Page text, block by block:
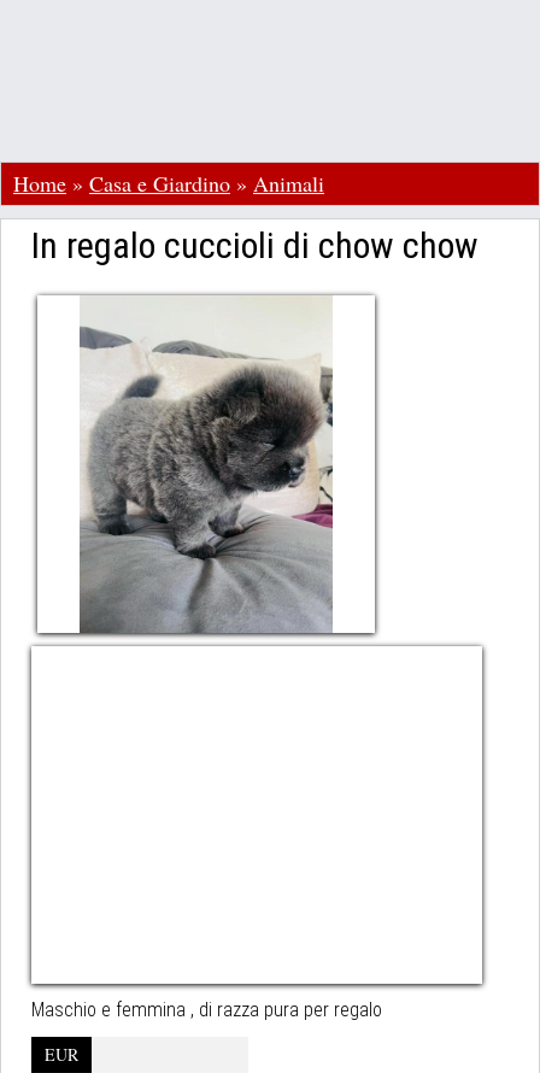
Home » Casa e Giardino » Animali
In regalo cuccioli di chow chow
Maschio e femmina , di razza pura per regalo
EUR